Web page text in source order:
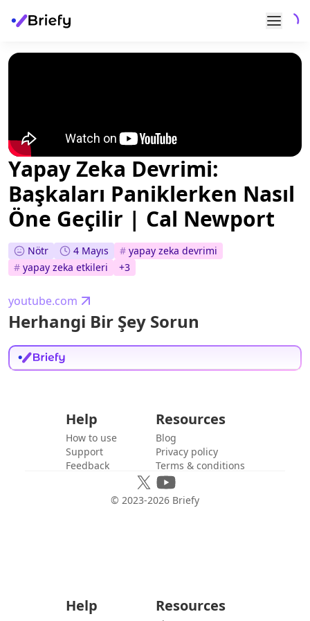
Yapay Zeka Devrimi:
Başkaları Paniklerken Nasıl
Öne Geçilir | Cal Newport
Nötr 4 Mayıs # yapay zeka devrimi
# yapay zeka etkileri +3
youtube.com
Herhangi Bir Şey Sorun
Help
How to use
Support
Feedback
Resources
Blog
Privacy policy
Terms & conditions
© 2023-2026 Briefy
Help Resources